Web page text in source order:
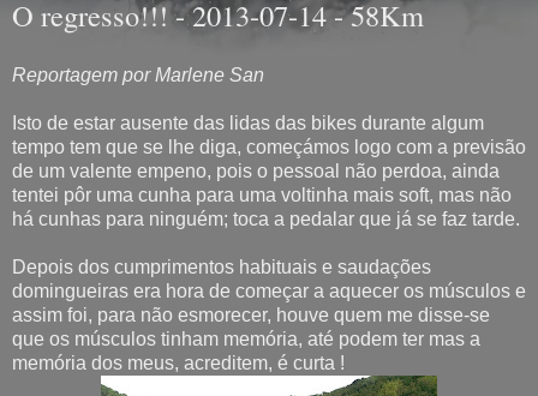
O regresso!!! - 2013-07-14 - 58Km
Reportagem por Marlene San
Isto de estar ausente das lidas das bikes durante algum
tempo tem que se lhe diga, começámos logo com a previsão
de um valente empeno, pois o pessoal não perdoa, ainda
tentei pôr uma cunha para uma voltinha mais soft, mas não
há cunhas para ninguém; toca a pedalar que já se faz tarde.
Depois dos cumprimentos habituais e saudações
domingueiras era hora de começar a aquecer os músculos e
assim foi, para não esmorecer, houve quem me disse-se
que os músculos tinham memória, até podem ter mas a
memória dos meus, acreditem, é curta !